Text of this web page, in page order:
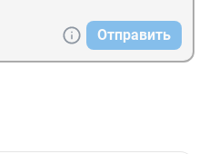
Отправить